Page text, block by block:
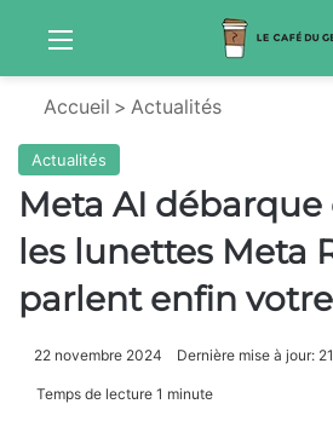
Menu
Accueil > Actualités
Actualités
Meta AI débarque
les lunettes Meta
parlent enfin
22 novembre 2024 Dernière mise à jour:
Temps de lecture 1 minute